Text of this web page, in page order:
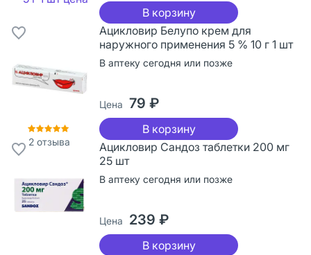
В корзину
2 отзыва
Ацикловир Белупо крем для
наружного применения 5 % 10 г 1 шт
В аптеку сегодня или позже
Цена 79 ₽
В корзину
Ацикловир Сандоз таблетки 200 мг
25 шт
В аптеку сегодня или позже
Цена 239 ₽
В корзину